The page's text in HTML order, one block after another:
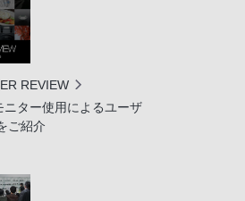
REVIEW
ニター使用によるユーザ
ご紹介